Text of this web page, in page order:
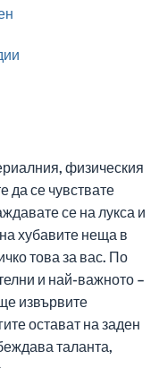
физическия
да се чувствате
се на лукса и
хубавите неща в
това за вас. По
и най-важното –
извървите
остават на заден
таланта,